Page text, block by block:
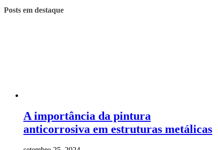
Posts em destaque
A importância da pintura
anticorrosiva em estruturas metálicas